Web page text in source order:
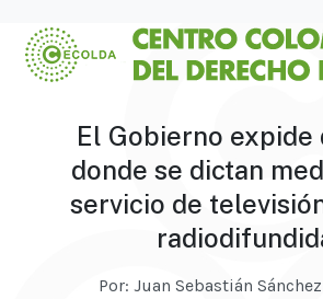
El Gobierno expide
donde se dictan
servicio de
Por: Juan Sebastián